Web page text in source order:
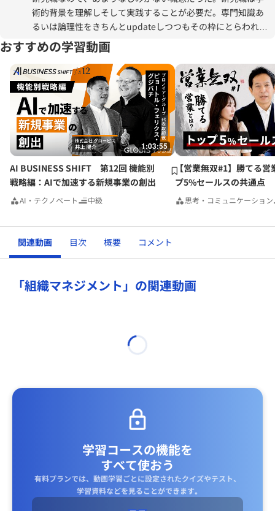
術的背景を理解しそして実践することが必要だ。専門知識あ
るいは論理性をきちんとupdateしつつもその枠にとらわれな
い広い活動が必要だと思う。アンラーニングだとかリスキリ
ングだとかというよりも自分は何ができるのか、何が足りな
いといった自分の中の経験を考えて行動する必要が大切だろ
う。
おすすめの学習動画
1:03:55
AI BUSINESS SHIFT 第12回 機能別
戦略編：AIで加速する新規事業の創出
AI・テクノベート 中級
【営業無双#1】勝てる営
プ5%セールスの共通点
思考・コミュニケーション
関連動画 目次 概要 コメント
「組織マネジメント」の関連動画
学習コースの機能を
すべて使おう
有料プランでは、動画学習ごとに設定されたクイズやテスト、
学習資料などを見ることができます｡